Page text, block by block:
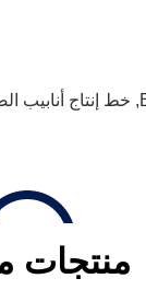
, خط إنتاج أنابيب
منتجات